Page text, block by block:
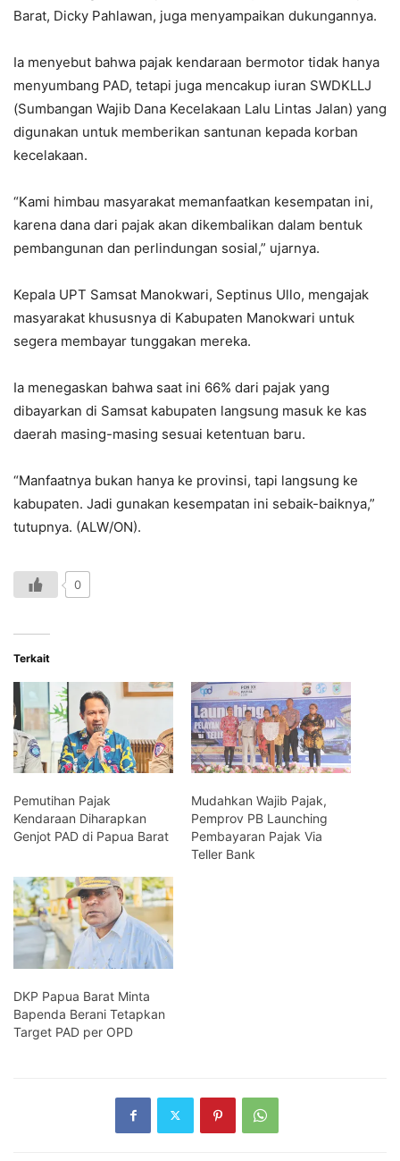
Barat, Dicky Pahlawan, juga menyampaikan dukungannya.
Ia menyebut bahwa pajak kendaraan bermotor tidak hanya
menyumbang PAD, tetapi juga mencakup iuran SWDKLLJ
(Sumbangan Wajib Dana Kecelakaan Lalu Lintas Jalan) yang
digunakan untuk memberikan santunan kepada korban
kecelakaan.
“Kami himbau masyarakat memanfaatkan kesempatan ini,
karena dana dari pajak akan dikembalikan dalam bentuk
pembangunan dan perlindungan sosial,” ujarnya.
Kepala UPT Samsat Manokwari, Septinus Ullo, mengajak
masyarakat khususnya di Kabupaten Manokwari untuk
segera membayar tunggakan mereka.
Ia menegaskan bahwa saat ini 66% dari pajak yang
dibayarkan di Samsat kabupaten langsung masuk ke kas
daerah masing-masing sesuai ketentuan baru.
“Manfaatnya bukan hanya ke provinsi, tapi langsung ke
kabupaten. Jadi gunakan kesempatan ini sebaik-baiknya,”
tutupnya. (ALW/ON).
0
Terkait
Pemutihan Pajak
Kendaraan Diharapkan
Genjot PAD di Papua Barat
Mudahkan Wajib Pajak,
Pemprov PB Launching
Pembayaran Pajak Via
Teller Bank
DKP Papua Barat Minta
Bapenda Berani Tetapkan
Target PAD per OPD